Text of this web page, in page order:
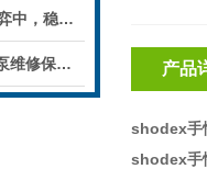
琛航科技：当前关税博弈中，稳定的货源可解您燃眉之急
Eldex 1LM/SeriesⅡ型泵维修保养服务 产品
shodex手
shodex手